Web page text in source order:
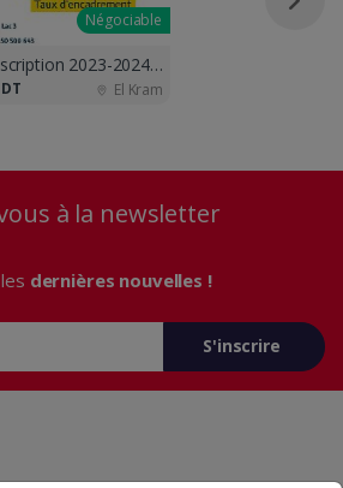
Négociable
Inscription 2023-2024 ouvertes !!
DT El Kram
à la newsletter
dernières nouvelles !
S'inscrire